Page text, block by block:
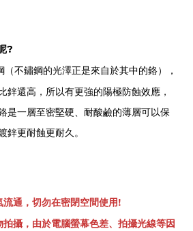
?
不鏽鋼的光澤正是來自於其中的鉻），
鋅還高，所以有更強的陽極防蝕效應，
是一層至密堅硬、耐酸鹼的薄層可以保
鋅更耐蝕更耐久。
通，切勿在密閉空間使用!
攝，由於電腦螢幕色差、拍攝光線等因